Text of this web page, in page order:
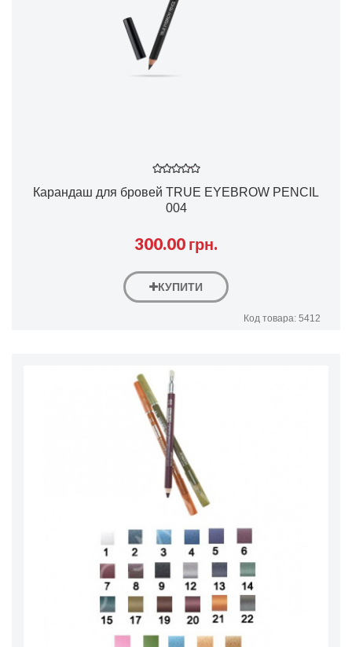
Карандаш для бровей TRUE EYEBROW PENCIL
004
300.00 грн.
КУПИТИ
Код товара: 5412